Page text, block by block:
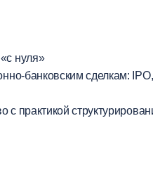
нуля»
банковским сделкам:
практикой